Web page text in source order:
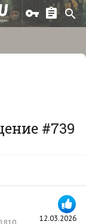
#739
12.03.2026